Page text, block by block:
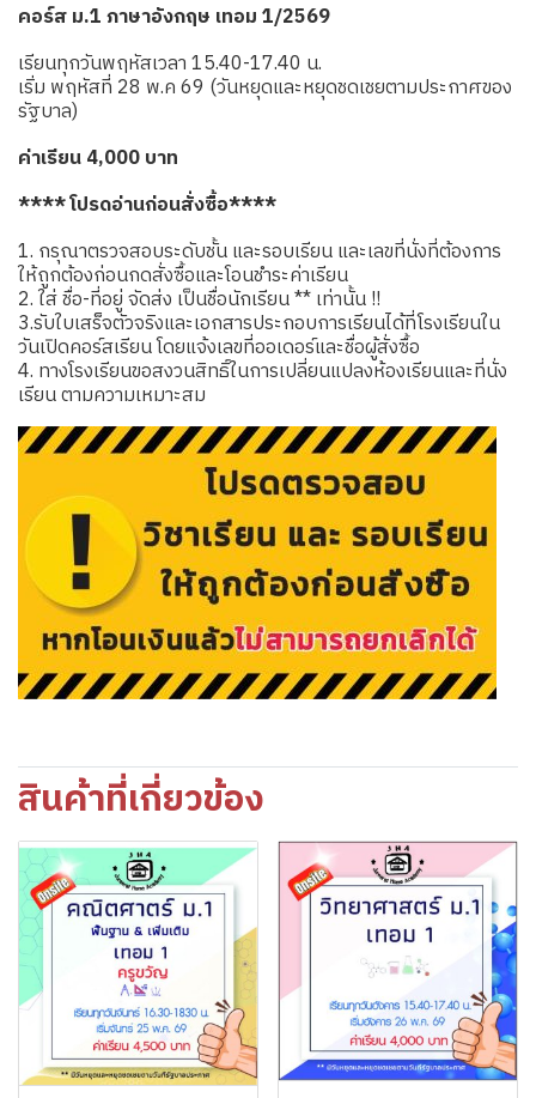
คอร์ส ม.1 ภาษาอังกฤษ เทอม 1/2569
เรียนทุกวันพฤหัสเวลา 15.40-17.40 น.
เริ่ม พฤหัสที่ 28 พ.ค 69 (วันหยุดและหยุดชดเชยตามประกาศของ
รัฐบาล)
ค่าเรียน 4,000 บาท
**** โปรดอ่านก่อนสั่งซื้อ****
1. กรุณาตรวจสอบระดับชั้น และรอบเรียน และเลขที่นั่งที่ต้องการ
ให้ถูกต้องก่อนกดสั่งซื้อและโอนชำระค่าเรียน
2. ใส่ ชื่อ-ที่อยู่ จัดส่ง เป็นชื่อนักเรียน ** เท่านั้น !!
3.รับใบเสร็จตัวจริงและเอกสารประกอบการเรียนได้ที่โรงเรียนใน
วันเปิดคอร์สเรียน โดยแจ้งเลขที่ออเดอร์และชื่อผู้สั่งซื้อ
4. ทางโรงเรียนขอสงวนสิทธิ์ในการเปลี่ยนแปลงห้องเรียนและที่นั่ง
เรียน ตามความเหมาะสม
สินค้าที่เกี่ยวข้อง